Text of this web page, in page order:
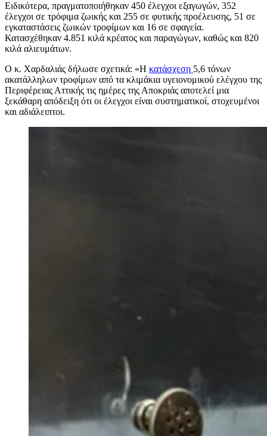
Ειδικότερα, πραγματοποιήθηκαν 450 έλεγχοι εξαγωγών, 352
έλεγχοι σε τρόφιμα ζωικής και 255 σε φυτικής προέλευσης, 51 σε
εγκαταστάσεις ζωικών τροφίμων και 16 σε σφαγεία.
Κατασχέθηκαν 4.851 κιλά κρέατος και παραγώγων, καθώς και 820
κιλά αλιευμάτων.
Ο κ. Χαρδαλιάς δήλωσε σχετικά: «Η κατάσχεση 5,6 τόνων
ακατάλληλων τροφίμων από τα κλιμάκια υγειονομικού ελέγχου της
Περιφέρειας Αττικής τις ημέρες της Αποκριάς αποτελεί μια
ξεκάθαρη απόδειξη ότι οι έλεγχοι είναι συστηματικοί, στοχευμένοι
και αδιάλειπτοι.